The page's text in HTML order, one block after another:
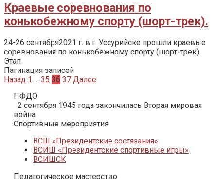
Краевые соревнования по
конькобежному спорту (шорт-трек).
24-26 сентября2021 г. в г. Уссурийске прошли краевые
соревнования по конькобежному спорту (шорт-трек).
Этап
Пагинация записей
Назад 1 … 35 36 37 Далее
ПФДО
2 сентября 1945 года закончилась Вторая мировая
война
Спортивные мероприятия
ВСШ «Президентские состязания»
ВСИШ «Президентские спортивные игры»
ВСИШСК
Педагогическое мастерство